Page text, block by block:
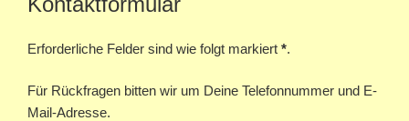
Erforderliche Felder sind wie folgt markiert *.
Für Rückfragen bitten wir um Deine Telefonnummer und E-
Mail-Adresse.